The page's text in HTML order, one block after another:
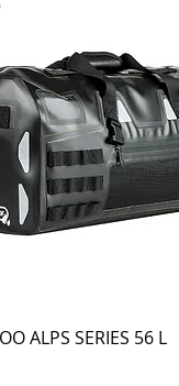
ALPS SERIES 56 L